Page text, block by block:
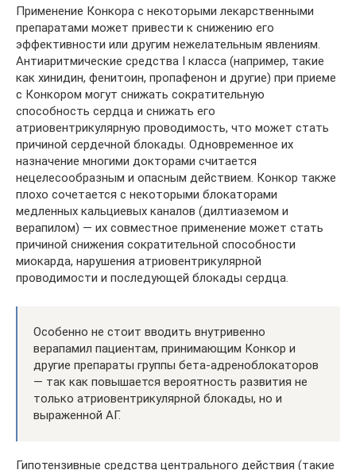
Применение Конкора с некоторыми лекарственными
препаратами может привести к снижению его
эффективности или другим нежелательным явлениям.
Антиаритмические средства I класса (например, такие
как хинидин, фенитоин, пропафенон и другие) при приеме
с Конкором могут снижать сократительную
способность сердца и снижать его
атриовентрикулярную проводимость, что может стать
причиной сердечной блокады. Одновременное их
назначение многими докторами считается
нецелесообразным и опасным действием. Конкор также
плохо сочетается с некоторыми блокаторами
медленных кальциевых каналов (дилтиаземом и
верапилом) — их совместное применение может стать
причиной снижения сократительной способности
миокарда, нарушения атриовентрикулярной
проводимости и последующей блокады сердца.
Особенно не стоит вводить внутривенно
верапамил пациентам, принимающим Конкор и
другие препараты группы бета-адреноблокаторов
— так как повышается вероятность развития не
только атриовентрикулярной блокады, но и
выраженной АГ.
Гипотензивные средства центрального действия (такие